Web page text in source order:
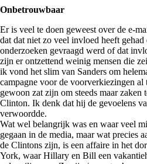
Onbetrouwbaar
Er is veel te doen geweest over de e-
dat dat niet zo veel invloed heeft
onderzoeken gevraagd werd of dat
zijn er ontzettend weinig mensen die
ik vond het slim van Sanders om
campagne voor de voorverkiezingen al
gewoon zat zijn om steeds maar zaken
Clinton. Ik denk dat hij de gevoelens
verwoordde.
Wat wel belangrijk was en waar veel
gegaan in de media, maar wat precies
de Clintons zijn, is een affaire in het
York, waar Hillary en Bill een